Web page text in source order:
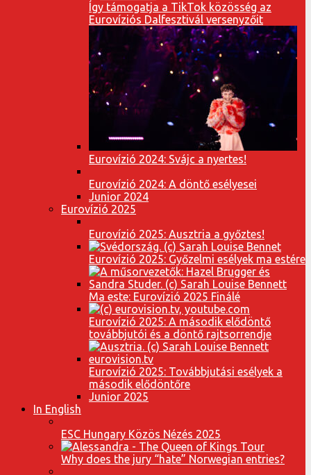
Így támogatja a TikTok közösség az
Eurovíziós Dalfesztivál versenyzőit
Eurovízió 2024: Svájc a nyertes!
Eurovízió 2024: A döntő esélyesei
Junior 2024
Eurovízió 2025
Eurovízió 2025: Ausztria a győztes!
Eurovízió 2025: Győzelmi esélyek ma estére
Ma este: Eurovízió 2025 Finálé
Eurovízió 2025: A második elődöntő
továbbjutói és a döntő rajtsorrendje
Eurovízió 2025: Továbbjutási esélyek a
második elődöntőre
Junior 2025
In English
ESC Hungary Közös Nézés 2025
Why does the jury “hate” Norwegian entries?